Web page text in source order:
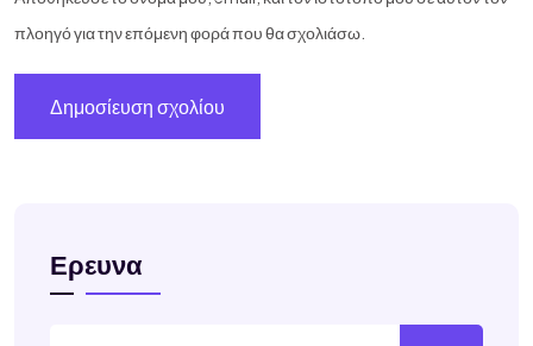
πλοηγό για την επόμενη φορά που θα σχολιάσω.
Ερευνα